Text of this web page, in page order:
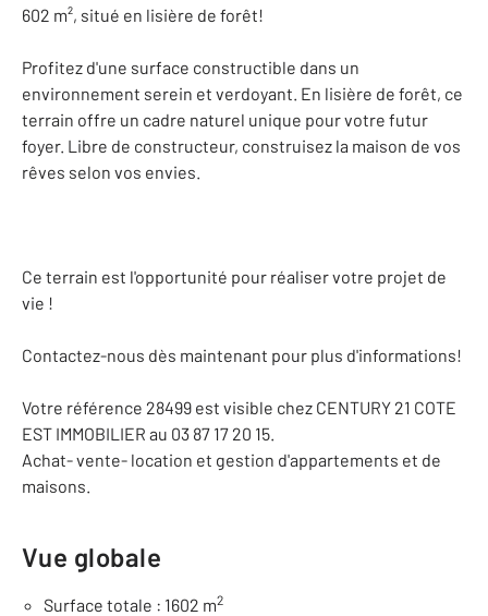
602 m², situé en lisière de forêt!
Profitez d'une surface constructible dans un
environnement serein et verdoyant. En lisière de forêt, ce
terrain offre un cadre naturel unique pour votre futur
foyer. Libre de constructeur, construisez la maison de vos
rêves selon vos envies.
Ce terrain est l'opportunité pour réaliser votre projet de
vie !
Contactez-nous dès maintenant pour plus d'informations!
Votre référence 28499 est visible chez CENTURY 21 COTE
EST IMMOBILIER au 03 87 17 20 15.
Achat- vente- location et gestion d'appartements et de
maisons.
Vue globale
Surface totale : 1602 m2